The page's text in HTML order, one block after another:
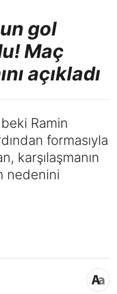
gol
Maç
açıkladı
beki Ramin
formasıyla
karşılaşmanın
nedenini